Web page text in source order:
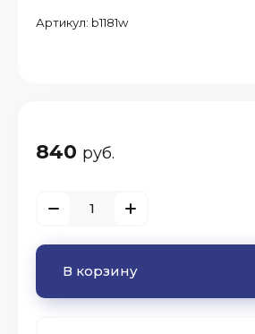
Артикул: b1181w
840 руб.
В корзину